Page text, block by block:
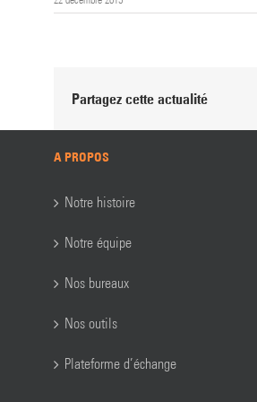
Partagez cette actualité
A PROPOS
Notre histoire
Notre équipe
Nos bureaux
Nos outils
Plateforme d’échange